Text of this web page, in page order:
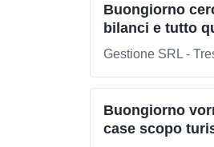
Buongiorno
bilanci e tutto
Gestione SRL -
Buongiorno
case scopo